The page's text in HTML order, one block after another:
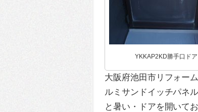
YKKAP2KD勝手口ドア
大阪府池田市リフォー
ルミサンドイッチパネ
と暑い・ドアを開いて